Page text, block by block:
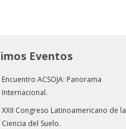
Eventos
Encuentro ACSOJA: Panorama
Internacional.
XXII Congreso Latinoamericano de la
Ciencia del Suelo.